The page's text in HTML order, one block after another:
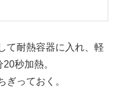
て耐熱容器に入れ、軽
秒加熱。
っておく。